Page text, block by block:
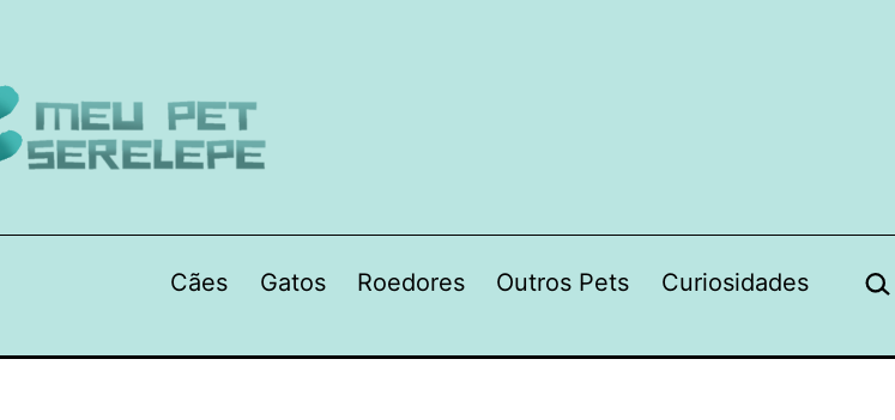
Cães Gatos Roedores Outros Pets Curiosidades